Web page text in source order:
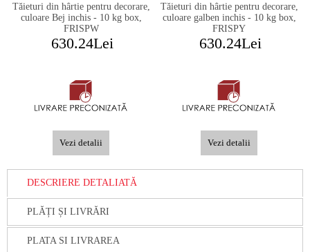
Tăieturi din hârtie pentru decorare,
culoare Bej inchis - 10 kg box,
FRISPW
630.24Lei
Vezi detalii
Tăieturi din hârtie pentru decorare,
culoare galben inchis - 10 kg box,
FRISPY
630.24Lei
Vezi detalii
DESCRIERE DETALIATĂ
PLĂȚI ȘI LIVRĂRI
PLATA SI LIVRAREA